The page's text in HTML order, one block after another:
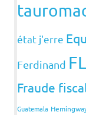
état j'erre
Ferdinand
Fraude
Guatemala